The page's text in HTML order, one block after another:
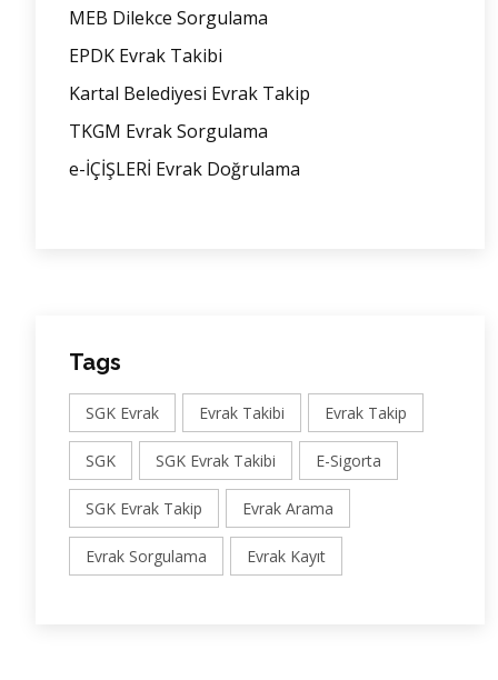
MEB Dilekce Sorgulama
EPDK Evrak Takibi
Kartal Belediyesi Evrak Takip
TKGM Evrak Sorgulama
e-İÇİŞLERİ Evrak Doğrulama
Tags
SGK Evrak Evrak Takibi Evrak Takip
SGK SGK Evrak Takibi E-Sigorta
SGK Evrak Takip Evrak Arama
Evrak Sorgulama Evrak Kayıt